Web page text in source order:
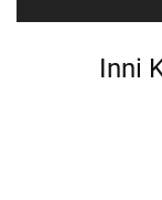
Inni